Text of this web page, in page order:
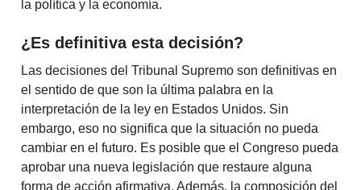
la política y la economía.
¿Es definitiva esta decisión?
Las decisiones del Tribunal Supremo son definitivas en
el sentido de que son la última palabra en la
interpretación de la ley en Estados Unidos. Sin
embargo, eso no significa que la situación no pueda
cambiar en el futuro. Es posible que el Congreso pueda
aprobar una nueva legislación que restaure alguna
forma de acción afirmativa. Además, la composición del